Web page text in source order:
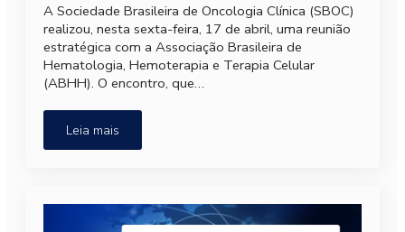
A Sociedade Brasileira de Oncologia Clínica (SBOC)
realizou, nesta sexta-feira, 17 de abril, uma reunião
estratégica com a Associação Brasileira de
Hematologia, Hemoterapia e Terapia Celular
(ABHH). O encontro, que…
Leia mais